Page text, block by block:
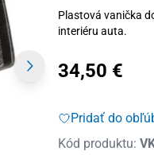
Plastová vanička
interiéru auta.
34,50 €
Pridať do
Kód produktu: